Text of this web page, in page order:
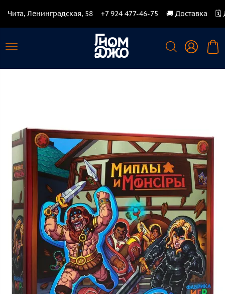
Чита, Ленинградская, 58 +7 924 477-46-75 🚚 Доставка 🗓️